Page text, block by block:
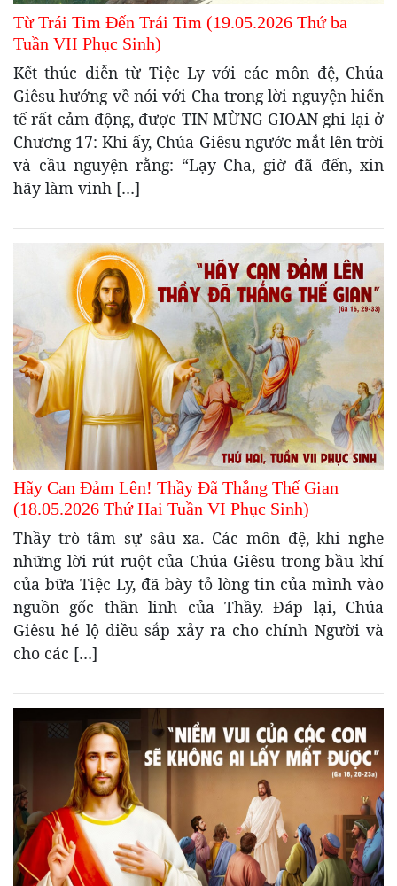
Từ Trái Tim Đến Trái Tim (19.05.2026 Thứ ba
Tuần VII Phục Sinh)
Kết thúc diễn từ Tiệc Ly với các môn đệ, Chúa
Giêsu hướng về nói với Cha trong lời nguyện hiến
tế rất cảm động, được TIN MỪNG GIOAN ghi lại ở
Chương 17: Khi ấy, Chúa Giêsu ngước mắt lên trời
và cầu nguyện rằng: “Lạy Cha, giờ đã đến, xin
hãy làm vinh […]
Hãy Can Đảm Lên! Thầy Đã Thắng Thế Gian
(18.05.2026 Thứ Hai Tuần VI Phục Sinh)
Thầy trò tâm sự sâu xa. Các môn đệ, khi nghe
những lời rút ruột của Chúa Giêsu trong bầu khí
của bữa Tiệc Ly, đã bày tỏ lòng tin của mình vào
nguồn gốc thần linh của Thầy. Đáp lại, Chúa
Giêsu hé lộ điều sắp xảy ra cho chính Người và
cho các […]